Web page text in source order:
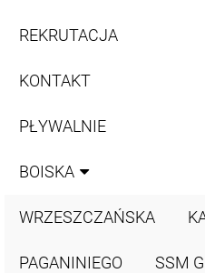
REKRUTACJA
KONTAKT
PŁYWALNIE
BOISKA
WRZESZCZAŃSKA
PAGANINIEGO SSM